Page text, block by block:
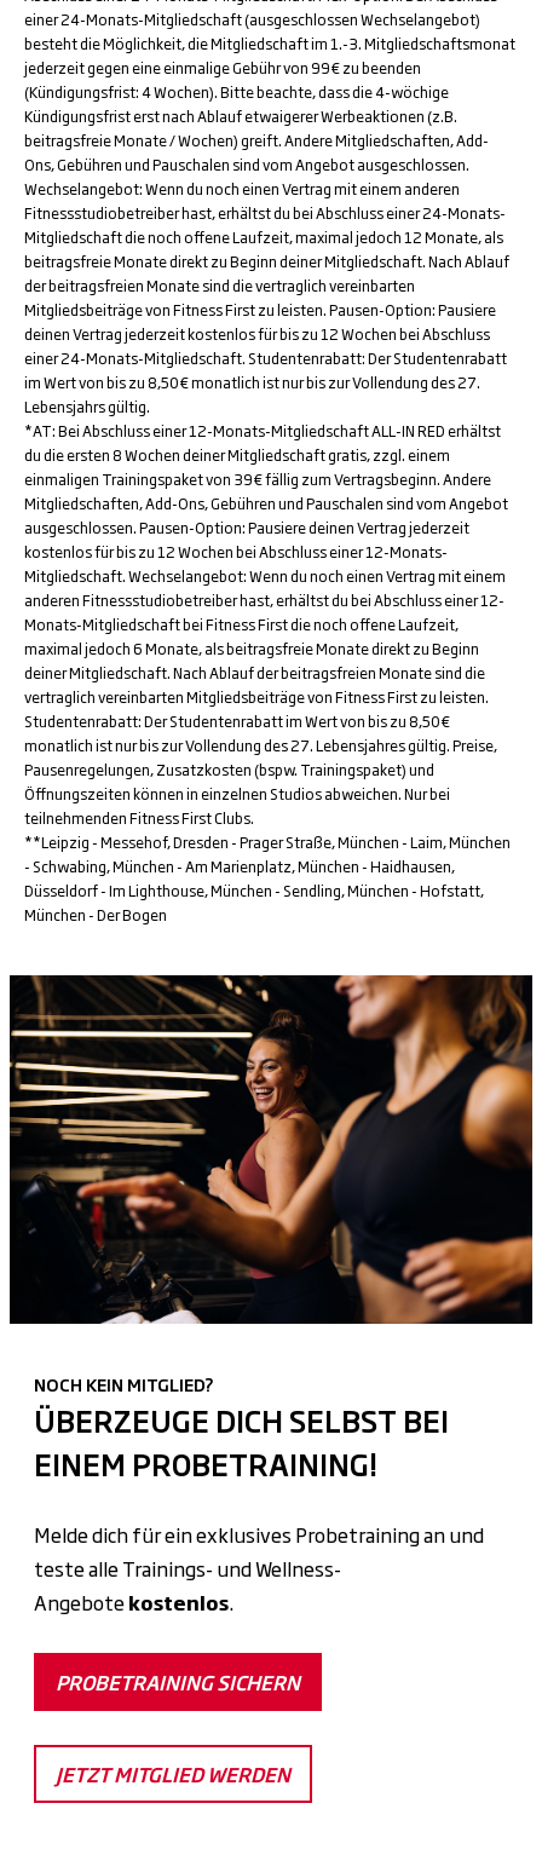
einer 24-Monats-Mitgliedschaft (ausgeschlossen Wechselangebot)
besteht die Möglichkeit, die Mitgliedschaft im 1.-3. Mitgliedschaftsmonat
jederzeit gegen eine einmalige Gebühr von 99€ zu beenden
(Kündigungsfrist: 4 Wochen). Bitte beachte, dass die 4-wöchige
Kündigungsfrist erst nach Ablauf etwaigerer Werbeaktionen (z.B.
beitragsfreie Monate / Wochen) greift. Andere Mitgliedschaften, Add-
Ons, Gebühren und Pauschalen sind vom Angebot ausgeschlossen.
Wechselangebot: Wenn du noch einen Vertrag mit einem anderen
Fitnessstudiobetreiber hast, erhältst du bei Abschluss einer 24-Monats-
Mitgliedschaft die noch offene Laufzeit, maximal jedoch 12 Monate, als
beitragsfreie Monate direkt zu Beginn deiner Mitgliedschaft. Nach Ablauf
der beitragsfreien Monate sind die vertraglich vereinbarten
Mitgliedsbeiträge von Fitness First zu leisten. Pausen-Option: Pausiere
deinen Vertrag jederzeit kostenlos für bis zu 12 Wochen bei Abschluss
einer 24-Monats-Mitgliedschaft. Studentenrabatt: Der Studentenrabatt
im Wert von bis zu 8,50€ monatlich ist nur bis zur Vollendung des 27.
Lebensjahrs gültig.
*AT: Bei Abschluss einer 12-Monats-Mitgliedschaft ALL-IN RED erhältst
du die ersten 8 Wochen deiner Mitgliedschaft gratis, zzgl. einem
einmaligen Trainingspaket von 39€ fällig zum Vertragsbeginn. Andere
Mitgliedschaften, Add-Ons, Gebühren und Pauschalen sind vom Angebot
ausgeschlossen. Pausen-Option: Pausiere deinen Vertrag jederzeit
kostenlos für bis zu 12 Wochen bei Abschluss einer 12-Monats-
Mitgliedschaft. Wechselangebot: Wenn du noch einen Vertrag mit einem
anderen Fitnessstudiobetreiber hast, erhältst du bei Abschluss einer 12-
Monats-Mitgliedschaft bei Fitness First die noch offene Laufzeit,
maximal jedoch 6 Monate, als beitragsfreie Monate direkt zu Beginn
deiner Mitgliedschaft. Nach Ablauf der beitragsfreien Monate sind die
vertraglich vereinbarten Mitgliedsbeiträge von Fitness First zu leisten.
Studentenrabatt: Der Studentenrabatt im Wert von bis zu 8,50€
monatlich ist nur bis zur Vollendung des 27. Lebensjahres gültig. Preise,
Pausenregelungen, Zusatzkosten (bspw. Trainingspaket) und
Öffnungszeiten können in einzelnen Studios abweichen. Nur bei
teilnehmenden Fitness First Clubs.
**Leipzig - Messehof, Dresden - Prager Straße, München - Laim, München
- Schwabing, München - Am Marienplatz, München - Haidhausen,
Düsseldorf - Im Lighthouse, München - Sendling, München - Hofstatt,
München - Der Bogen
NOCH KEIN MITGLIED?
ÜBERZEUGE DICH SELBST BEI
EINEM PROBETRAINING!
Melde dich für ein exklusives Probetraining an und
teste alle Trainings- und Wellness-
Angebotekostenlos.
PROBETRAINING SICHERN
JETZT MITGLIED WERDEN